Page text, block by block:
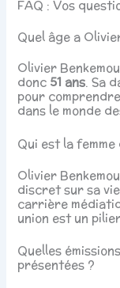
FAQ : Vos
Quel âge a
Olivier
donc 51 ans. Sa
pour
dans le monde
Qui est la femme
Olivier
discret sur sa
carrière
union est un
Quelles
présentées ?